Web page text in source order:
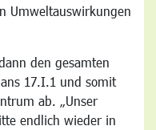
Umweltauswirkungen
den gesamten
17.I.1 und somit
ab. „Unser
endlich wieder in